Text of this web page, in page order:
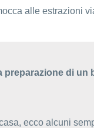
alle estrazioni
preparazione di un
ecco alcuni